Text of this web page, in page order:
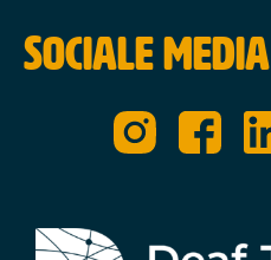
Sociale media